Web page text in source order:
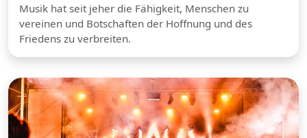
Musik hat seit jeher die Fähigkeit, Menschen zu
vereinen und Botschaften der Hoffnung und des
Friedens zu verbreiten.